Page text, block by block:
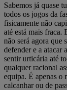
Sabemos já quase
todos os jogos da
fisicamente não
até está mais fraca.
não será agora que
defender e a atacar
sentir urticária até
qualquer racional
equipa. É apenas o
calcanhar ou de